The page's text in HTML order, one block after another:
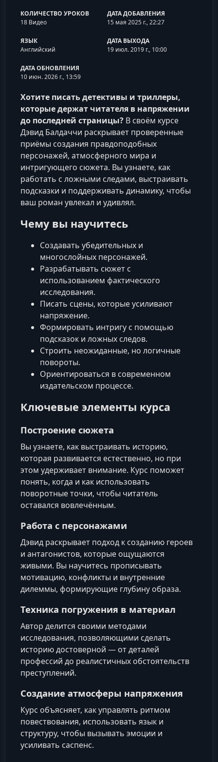
КОЛИЧЕСТВО УРОКОВ
18 Видео
ДАТА ДОБАВЛЕНИЯ
15 мая 2025 г., 22:27
ЯЗЫК
Английский
ДАТА ВЫХОДА
19 июл. 2019 г., 10:00
ДАТА ОБНОВЛЕНИЯ
10 июн. 2026 г., 13:59
Хотите писать детективы и триллеры,
которые держат читателя в напряжении
до последней страницы? В своём курсе
Дэвид Балдаччи раскрывает проверенные
приёмы создания правдоподобных
персонажей, атмосферного мира и
интригующего сюжета. Вы узнаете, как
работать с ложными следами, выстраивать
подсказки и поддерживать динамику, чтобы
ваш роман увлекал и удивлял.
Чему вы научитесь
Создавать убедительных и
многослойных персонажей.
Разрабатывать сюжет с
использованием фактического
исследования.
Писать сцены, которые усиливают
напряжение.
Формировать интригу с помощью
подсказок и ложных следов.
Строить неожиданные, но логичные
повороты.
Ориентироваться в современном
издательском процессе.
Ключевые элементы курса
Построение сюжета
Вы узнаете, как выстраивать историю,
которая развивается естественно, но при
этом удерживает внимание. Курс поможет
понять, когда и как использовать
поворотные точки, чтобы читатель
оставался вовлечённым.
Работа с персонажами
Дэвид раскрывает подход к созданию героев
и антагонистов, которые ощущаются
живыми. Вы научитесь прописывать
мотивацию, конфликты и внутренние
дилеммы, формирующие глубину образа.
Техника погружения в материал
Автор делится своими методами
исследования, позволяющими сделать
историю достоверной — от деталей
профессий до реалистичных обстоятельств
преступлений.
Создание атмосферы напряжения
Курс объясняет, как управлять ритмом
повествования, использовать язык и
структуру, чтобы вызывать эмоции и
усиливать саспенс.